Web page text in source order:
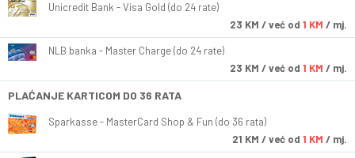
Unicredit Bank - Visa Gold (do 24 rate)
23 KM / već od 1 KM / mj.
NLB banka - Master Charge (do 24 rate)
23 KM / već od 1 KM / mj.
PLAĆANJE KARTICOM DO 36 RATA
Sparkasse - MasterCard Shop & Fun (do 36 rata)
21 KM / već od 1 KM / mj.